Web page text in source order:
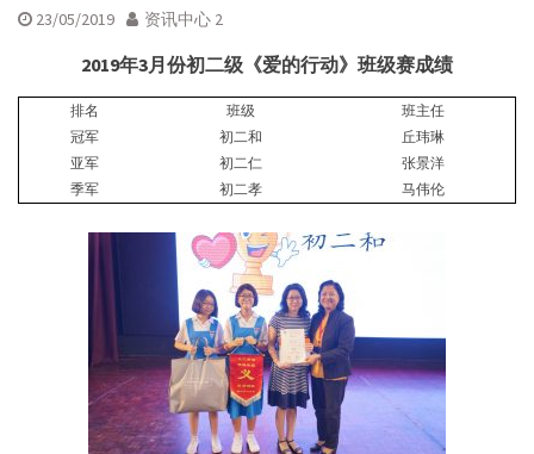
23/05/2019 资讯中心 2
2019年3月份初二级《爱的行动》班级赛成绩
排名 班级
班主任
冠军
初二和
丘玮琳
亚军
初二仁
张景洋
季军
初二孝 马伟伦